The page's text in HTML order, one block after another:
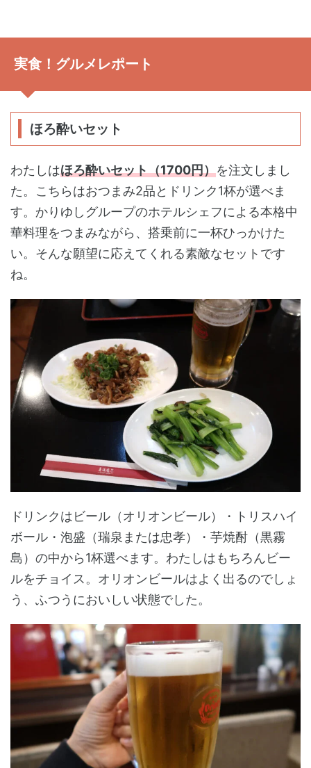
実食！グルメレポート
ほろ酔いセット
わたしはほろ酔いセット（1700円）を注文しまし
た。こちらはおつまみ2品とドリンク1杯が選べま
す。かりゆしグループのホテルシェフによる本格中
華料理をつまみながら、搭乗前に一杯ひっかけた
い。そんな願望に応えてくれる素敵なセットです
ね。
ドリンクはビール（オリオンビール）・トリスハイ
ボール・泡盛（瑞泉または忠孝）・芋焼酎（黒霧
島）の中から1杯選べます。わたしはもちろんビー
ルをチョイス。オリオンビールはよく出るのでしょ
う、ふつうにおいしい状態でした。